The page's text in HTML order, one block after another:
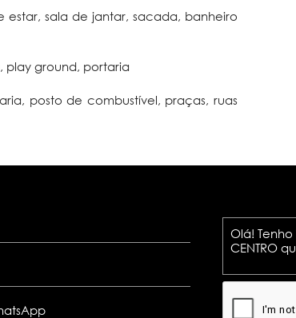
estar, sala de jantar, sacada, banheiro
play ground, portaria
posto de combustível, praças, ruas